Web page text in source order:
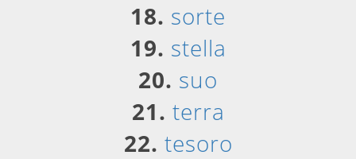
18. sorte
19. stella
20. suo
21. terra
22. tesoro